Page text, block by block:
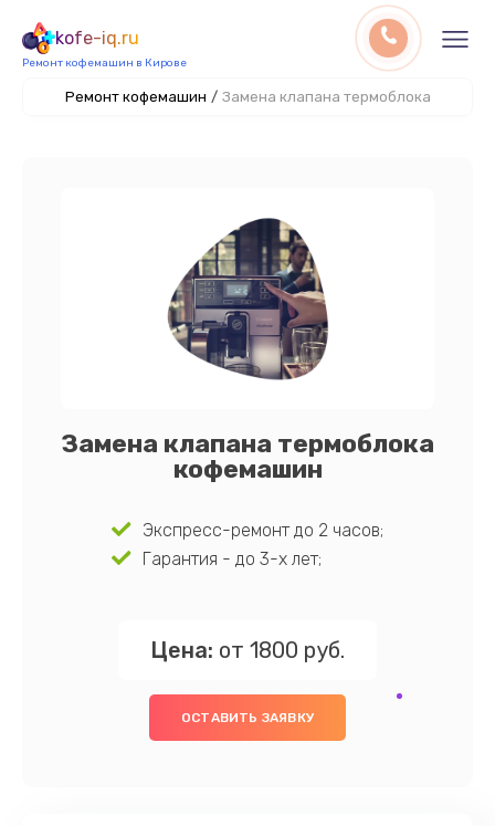
kofe-iq.ru
Ремонт кофемашин в Кирове
Ремонт кофемашин / Замена клапана термоблока
Замена клапана термоблока
кофемашин
Экспресс-ремонт до 2 часов;
Гарантия - до 3-х лет;
Цена: от 1800 руб.
ОСТАВИТЬ ЗАЯВКУ